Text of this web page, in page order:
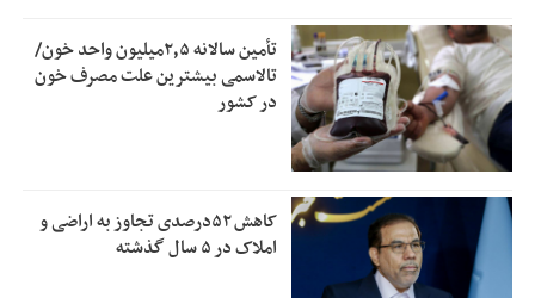
تأمین سالانه ۲٫۵میلیون واحد خون/
تالاسمی بیشترین علت مصرف‌ خون
در کشور
کاهش ۵۲درصدی تجاوز به اراضی و
املاک در ۵ سال گذشته